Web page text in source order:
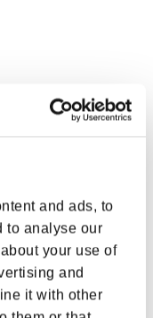
and ads, to
to analyse our
your use of
and
it with other